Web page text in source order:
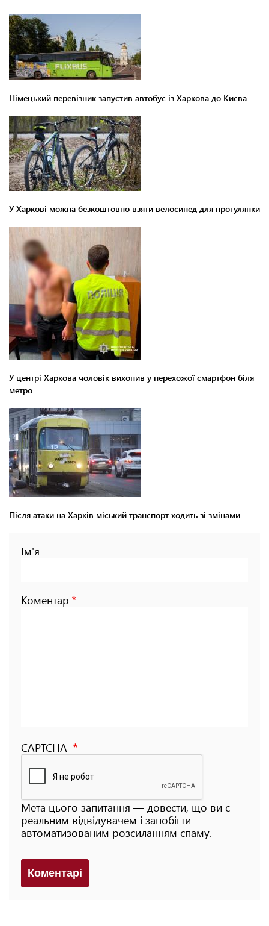
Німецький перевізник запустив автобус із Харкова до Києва
У Харкові можна безкоштовно взяти велосипед для прогулянки
У центрі Харкова чоловік вихопив у перехожої смартфон біля
метро
Після атаки на Харків міський транспорт ходить зі змінами
Ім'я
Коментар
CAPTCHA
Мета цього запитання — довести, що ви є
реальним відвідувачем і запобігти
автоматизованим розсиланням спаму.
Коментарi